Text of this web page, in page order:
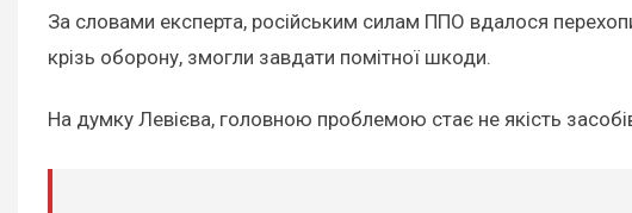
За словами експерта, російським силам ППО вдалося
крізь оборону, змогли завдати помітної шкоди.
На думку Левієва, головною проблемою стає не якість